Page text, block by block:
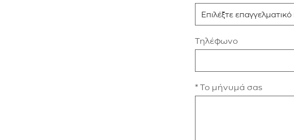
Τηλέφωνο
* Το μήνυμά σας